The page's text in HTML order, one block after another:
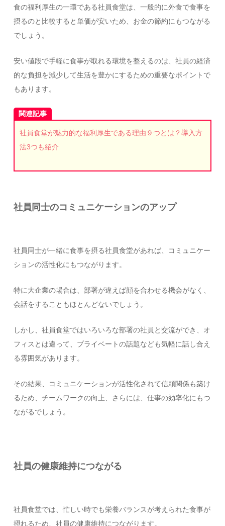
食の福利厚生の一環である社員食堂は、一般的に外食で食事を
摂るのと比較すると単価が安いため、お金の節約にもつながる
でしょう。
安い値段で手軽に食事が取れる環境を整えるのは、社員の経済
的な負担を減少して生活を豊かにするための重要なポイントで
もあります。
関連記事
社員食堂が魅力的な福利厚生である理由９つとは？導入方
法3つも紹介
社員同士のコミュニケーションのアップ
社員同士が一緒に食事を摂る社員食堂があれば、コミュニケー
ションの活性化にもつながります。
特に大企業の場合は、部署が違えば顔を合わせる機会がなく、
会話をすることもほとんどないでしょう。
しかし、社員食堂ではいろいろな部署の社員と交流ができ、オ
フィスとは違って、プライベートの話題なども気軽に話し合え
る雰囲気があります。
その結果、コミュニケーションが活性化されて信頼関係も築け
るため、チームワークの向上、さらには、仕事の効率化にもつ
ながるでしょう。
社員の健康維持につながる
社員食堂では、忙しい時でも栄養バランスが考えられた食事が
摂れるため、社員の健康維持につながります。